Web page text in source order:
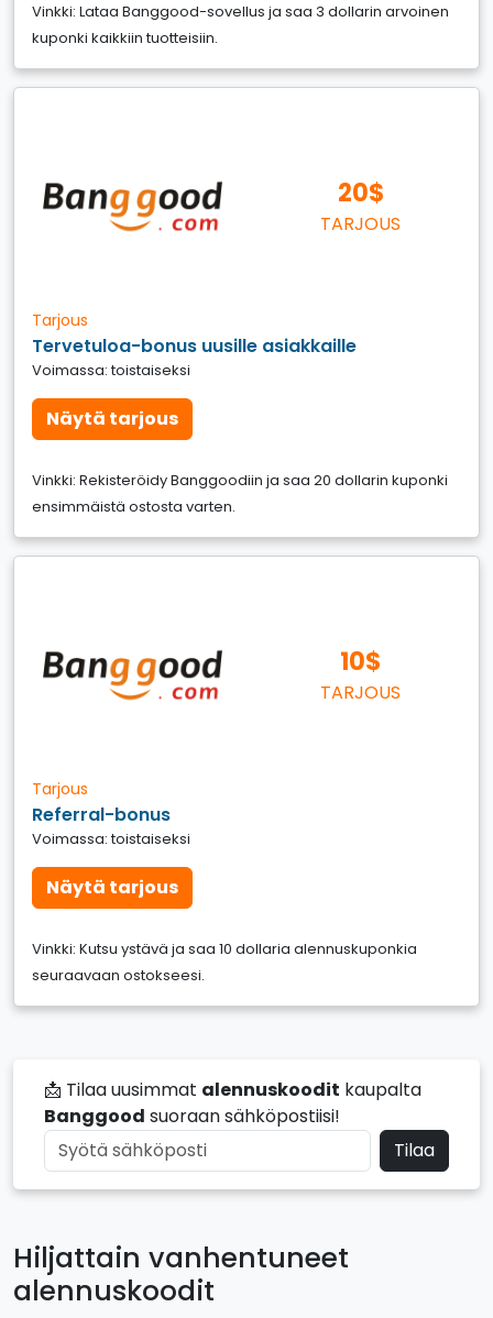
Vinkki: Lataa Banggood-sovellus ja saa 3 dollarin arvoinen
kuponki kaikkiin tuotteisiin.
20$
TARJOUS
Tarjous
Tervetuloa-bonus uusille asiakkaille
Voimassa: toistaiseksi
Näytä tarjous
Vinkki: Rekisteröidy Banggoodiin ja saa 20 dollarin kuponki
ensimmäistä ostosta varten.
10$
TARJOUS
Tarjous
Referral-bonus
Voimassa: toistaiseksi
Näytä tarjous
Vinkki: Kutsu ystävä ja saa 10 dollaria alennuskuponkia
seuraavaan ostokseesi.
📩 Tilaa uusimmat alennuskoodit kaupalta
Banggood suoraan sähköpostiisi!
Tilaa
Hiljattain vanhentuneet
alennuskoodit